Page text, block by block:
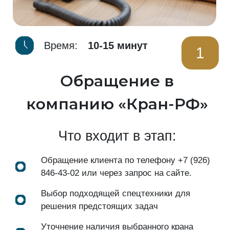
Время: 10-15 минут 1
Обращение в
компанию «Кран-РФ»
Что входит в этап:
Обращение клиента по телефону +7 (926)
846-43-02 или через запрос на сайте.
Выбор подходящей спецтехники для
решения предстоящих задач
Уточнение наличия выбранного крана